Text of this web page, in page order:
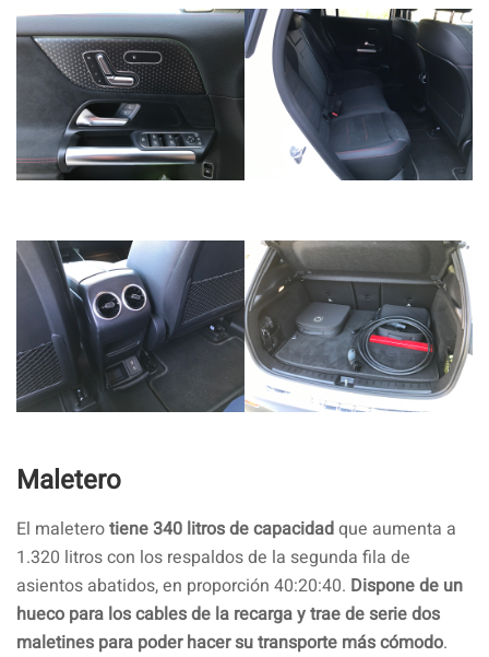
Maletero
El maleterotiene 340 litros de capacidadque aumenta a
1.320 litros con los respaldos de la segunda fila de
asientos abatidos, en proporción 40:20:40. Dispone de un
hueco para los cables de la recarga y trae de serie dos
maletines para poder hacer su transporte más cómodo.